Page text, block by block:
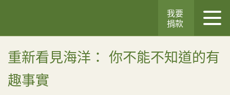
我要
捐款
重新看見海洋： 你不能不知道的有
趣事實